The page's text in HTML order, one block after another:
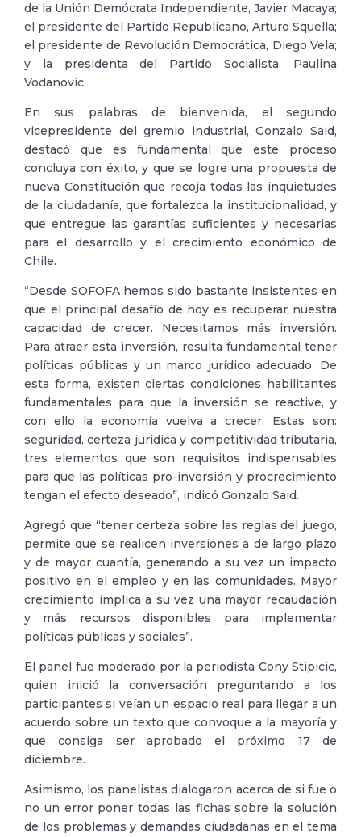
de la Unión Demócrata Independiente, Javier Macaya;
el presidente del Partido Republicano, Arturo Squella;
el presidente de Revolución Democrática, Diego Vela;
y la presidenta del Partido Socialista, Paulina
Vodanovic.
En sus palabras de bienvenida, el segundo
vicepresidente del gremio industrial, Gonzalo Said,
destacó que es fundamental que este proceso
concluya con éxito, y que se logre una propuesta de
nueva Constitución que recoja todas las inquietudes
de la ciudadanía, que fortalezca la institucionalidad, y
que entregue las garantías suficientes y necesarias
para el desarrollo y el crecimiento económico de
Chile.
“Desde SOFOFA hemos sido bastante insistentes en
que el principal desafío de hoy es recuperar nuestra
capacidad de crecer. Necesitamos más inversión.
Para atraer esta inversión, resulta fundamental tener
políticas públicas y un marco jurídico adecuado. De
esta forma, existen ciertas condiciones habilitantes
fundamentales para que la inversión se reactive, y
con ello la economía vuelva a crecer. Estas son:
seguridad, certeza jurídica y competitividad tributaria,
tres elementos que son requisitos indispensables
para que las políticas pro-inversión y procrecimiento
tengan el efecto deseado”, indicó Gonzalo Said.
Agregó que “tener certeza sobre las reglas del juego,
permite que se realicen inversiones a de largo plazo
y de mayor cuantía, generando a su vez un impacto
positivo en el empleo y en las comunidades. Mayor
crecimiento implica a su vez una mayor recaudación
y más recursos disponibles para implementar
políticas públicas y sociales”.
El panel fue moderado por la periodista Cony Stipicic,
quien inició la conversación preguntando a los
participantes si veían un espacio real para llegar a un
acuerdo sobre un texto que convoque a la mayoría y
que consiga ser aprobado el próximo 17 de
diciembre.
Asimismo, los panelistas dialogaron acerca de si fue o
no un error poner todas las fichas sobre la solución
de los problemas y demandas ciudadanas en el tema